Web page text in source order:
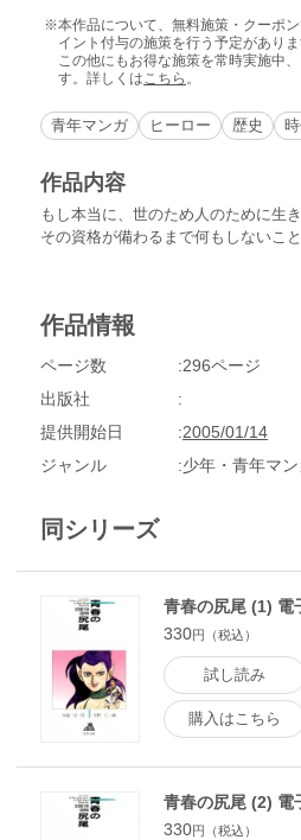
本作品について、無料施策・クーポ
イント付与の施策を行う予定がありま
この他にもお得な施策を常時実施中
す。詳しくは こちら 。
青年マンガ ヒーロー 歴史
作品内容
もし本当に、世のため人のために生
その資格が備わるまで何もしないこ
で苦しみ、触れることで喜び、別れ
ための資格を得ることが出来るのだ。
作品情報
ページ数
296ページ
出版社
提供開始日
2005/01/14
ジャンル
少年・青年マ
同シリーズ
青春の尻尾 (1) 電
330円（税込）
試し読み
購入はこちら
青春の尻尾 (2) 電
330円（税込）